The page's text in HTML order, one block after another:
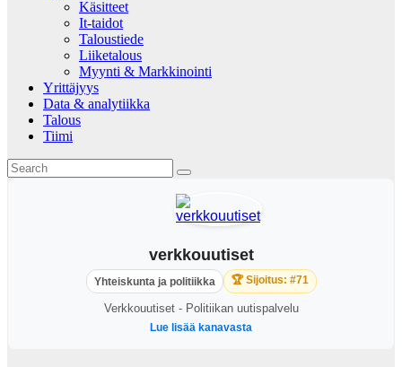
Käsitteet
It-taidot
Taloustiede
Liiketalous
Myynti & Markkinointi
Yrittäjyys
Data & analytiikka
Talous
Tiimi
verkkouutiset
Yhteiskunta ja politiikka 🏆 Sijoitus: #71
Verkkouutiset - Politiikan uutispalvelu
Lue lisää kanavasta